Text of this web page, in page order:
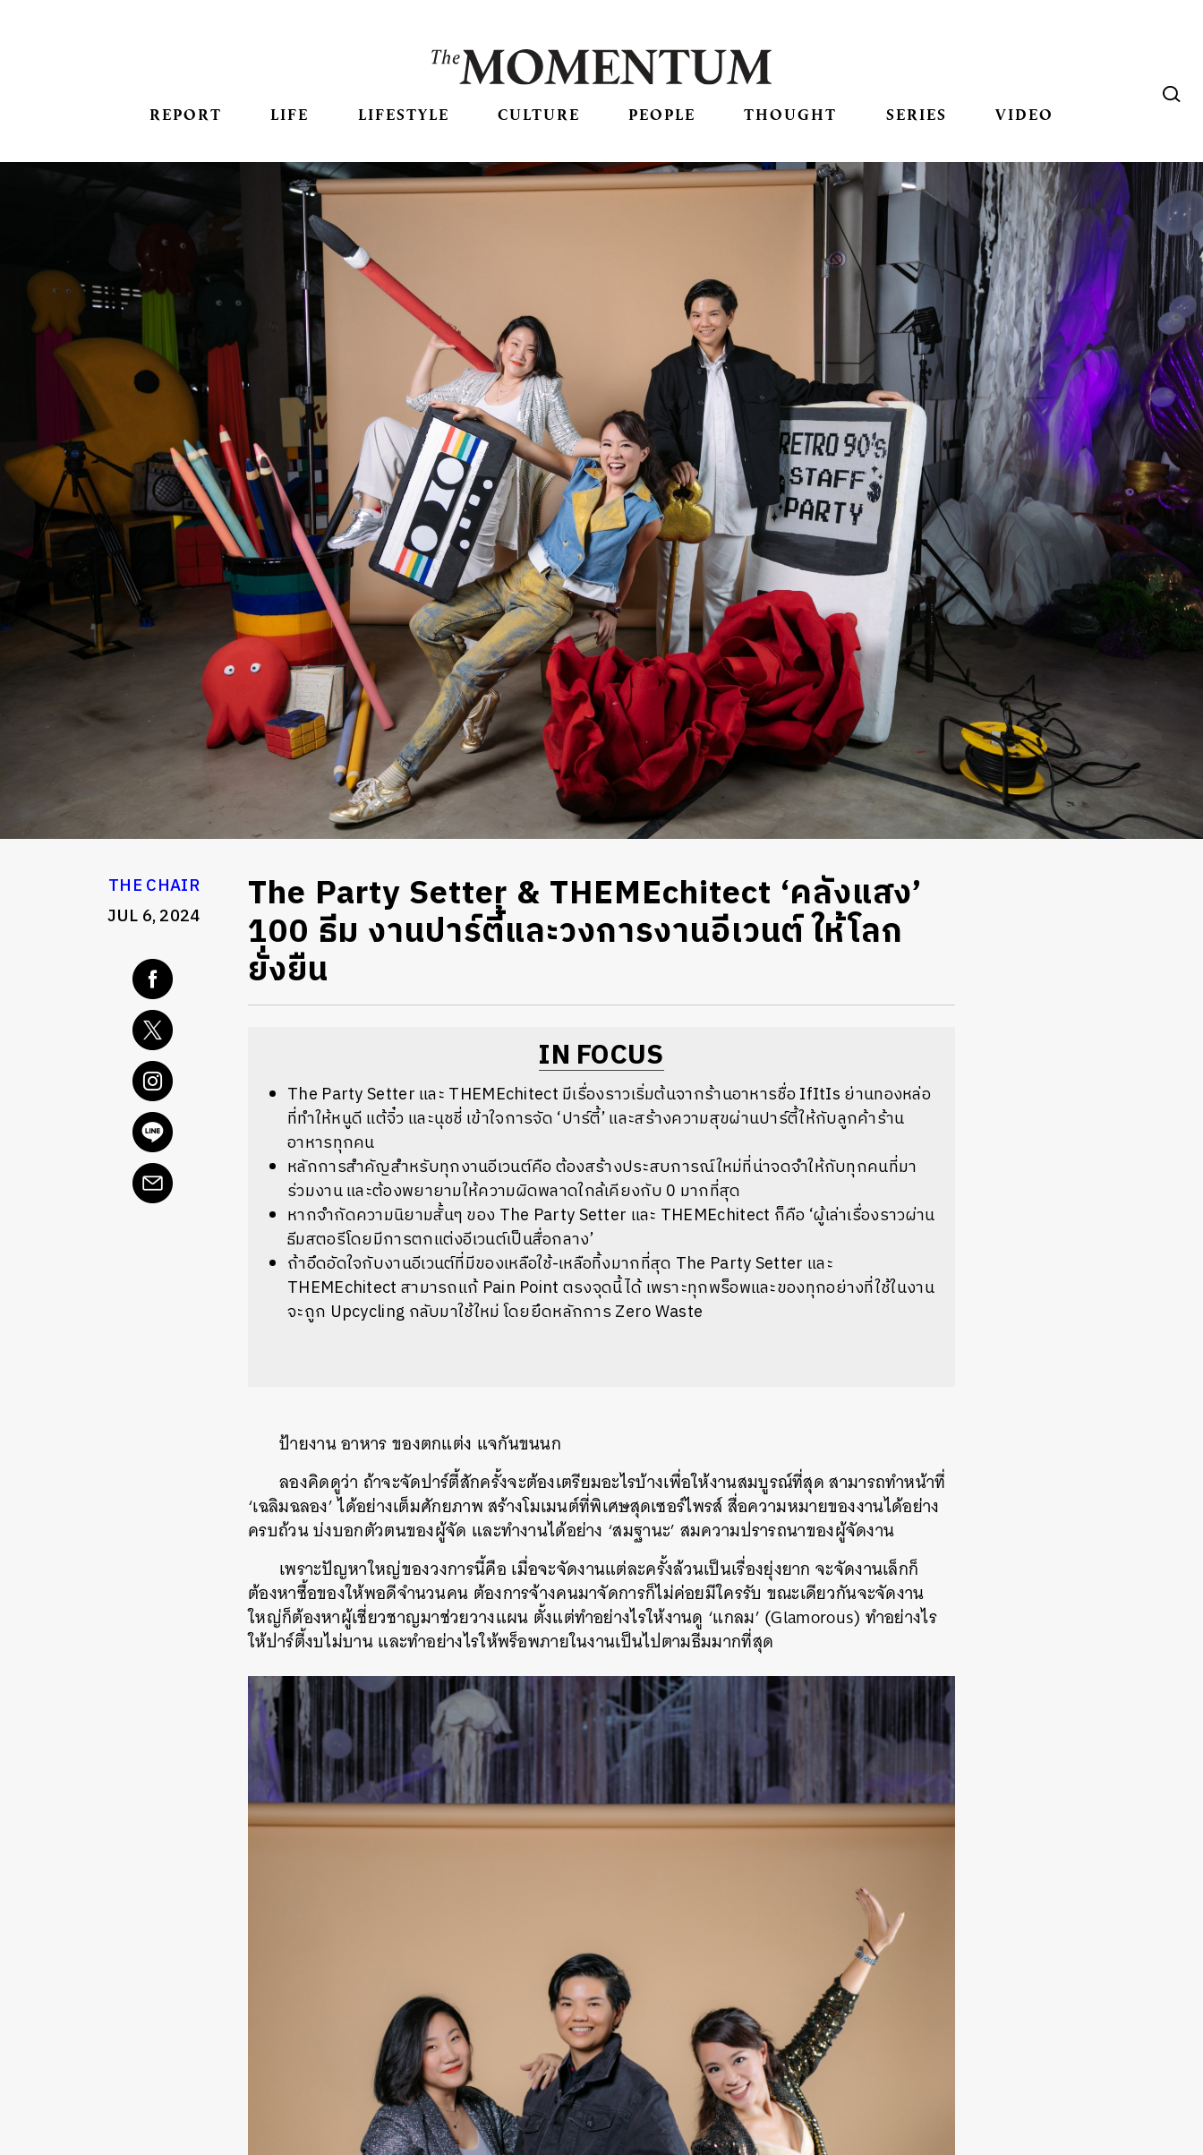
REPORT LIFE LIFESTYLE CULTURE PEOPLE THOUGHT SERIES VIDEO
THE CHAIR
JUL 6, 2024
The Party Setter & THEMEchitect ‘คลังแสง’
100 ธีม งานปาร์ตี้และวงการงานอีเวนต์ ให้โลก
ยั่งยืน
IN FOCUS
The Party Setter และ THEMEchitect มีเรื่องราวเริ่มต้นจากร้านอาหารชื่อ IfItIs ย่านทองหล่อ
ที่ทำให้หนูดี แต้จิ๋ว และนุชชี่ เข้าใจการจัด ‘ปาร์ตี้’ และสร้างความสุขผ่านปาร์ตี้ให้กับลูกค้าร้าน
อาหารทุกคน
หลักการสำคัญสำหรับทุกงานอีเวนต์คือ ต้องสร้างประสบการณ์ใหม่ที่น่าจดจำให้กับทุกคนที่มา
ร่วมงาน และต้องพยายามให้ความผิดพลาดใกล้เคียงกับ 0 มากที่สุด
หากจำกัดความนิยามสั้นๆ ของ The Party Setter และ THEMEchitect ก็คือ ‘ผู้เล่าเรื่องราวผ่าน
ธีมสตอรีโดยมีการตกแต่งอีเวนต์เป็นสื่อกลาง’
ถ้าอึดอัดใจกับงานอีเวนต์ที่มีของเหลือใช้-เหลือทิ้งมากที่สุด The Party Setter และ
THEMEchitect สามารถแก้ Pain Point ตรงจุดนี้ได้ เพราะทุกพร็อพและของทุกอย่างที่ใช้ในงาน
จะถูก Upcycling กลับมาใช้ใหม่ โดยยึดหลักการ Zero Waste
ป้ายงาน อาหาร ของตกแต่ง แจกันขนนก
ลองคิดดูว่า ถ้าจะจัดปาร์ตี้สักครั้งจะต้องเตรียมอะไรบ้างเพื่อให้งานสมบูรณ์ที่สุด สามารถทำหน้าที่
‘เฉลิมฉลอง’ ได้อย่างเต็มศักยภาพ สร้างโมเมนต์ที่พิเศษสุดเซอร์ไพรส์ สื่อความหมายของงานได้อย่าง
ครบถ้วน บ่งบอกตัวตนของผู้จัด และทำงานได้อย่าง ‘สมฐานะ’ สมความปรารถนาของผู้จัดงาน
เพราะปัญหาใหญ่ของวงการนี้คือ เมื่อจะจัดงานแต่ละครั้งล้วนเป็นเรื่องยุ่งยาก จะจัดงานเล็กก็
ต้องหาซื้อของให้พอดีจำนวนคน ต้องการจ้างคนมาจัดการก็ไม่ค่อยมีใครรับ ขณะเดียวกันจะจัดงาน
ใหญ่ก็ต้องหาผู้เชี่ยวชาญมาช่วยวางแผน ตั้งแต่ทำอย่างไรให้งานดู​ ‘แกลม’ (Glamorous) ทำอย่างไร
ให้ปาร์ตี้งบไม่บาน และทำอย่างไรให้พร็อพภายในงานเป็นไปตามธีมมากที่สุด
ค้นหา
TWEET LINE EMAIL